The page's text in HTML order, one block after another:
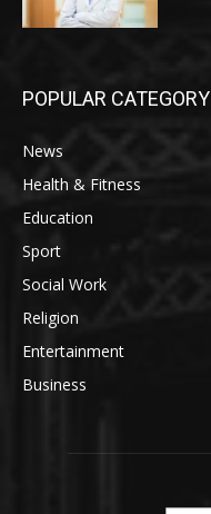
POPULAR CATEGORY
News
Health & Fitness
Education
Sport
Social Work
Religion
Entertainment
Business